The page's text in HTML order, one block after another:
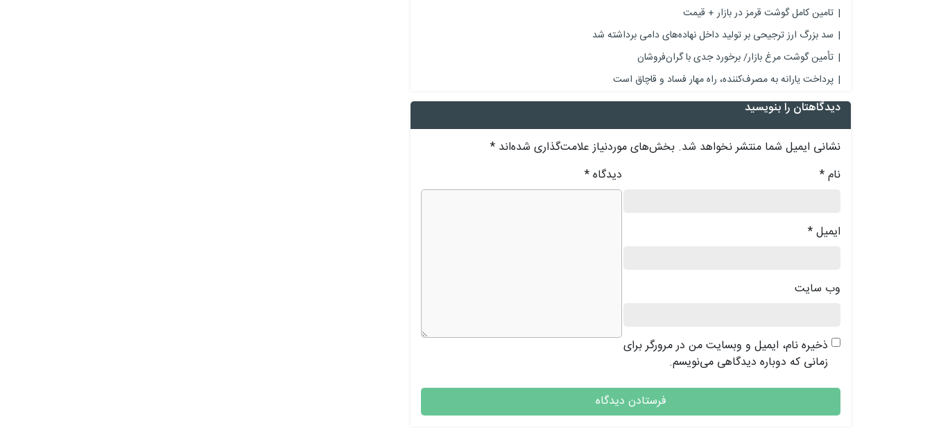
تامین کامل گوشت قرمز در بازار + قیمت
سد بزرگ ارز ترجیحی بر تولید داخل نهاده‌های دامی برداشته شد
تأمین گوشت مرغ بازار/ برخورد جدی با گران‌فروشان
پرداخت یارانه به مصرف‌کننده، راه مهار فساد و قاچاق است
دیدگاهتان را بنویسید
نشانی ایمیل شما منتشر نخواهد شد. بخش‌های موردنیاز علامت‌گذاری شده‌اند *
دیدگاه* نام*
ایمیل*
وب‌ سایت
ذخیره نام، ایمیل و وبسایت من در مرورگر برای
زمانی که دوباره دیدگاهی می‌نویسم.